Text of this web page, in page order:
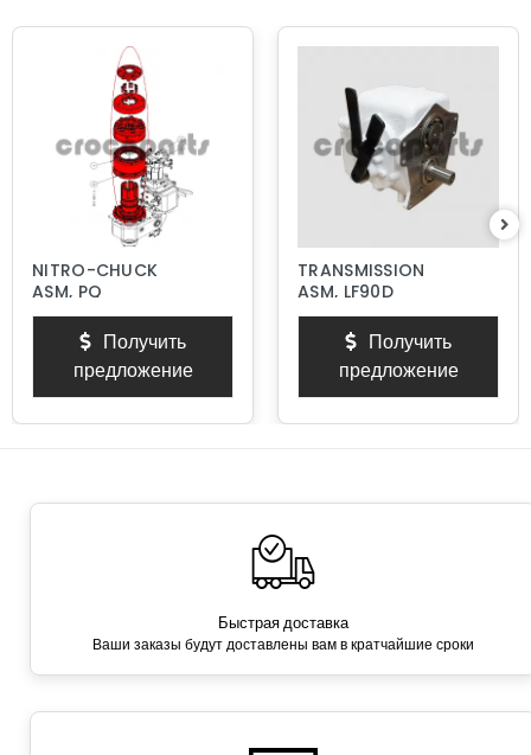
NITRO-CHUCK
ASM, PQ
Получить
предложение
TRANSMISSION
ASM, LF90D
Получить
предложение
Быстрая доставка
Ваши заказы будут доставлены вам в кратчайшие сроки